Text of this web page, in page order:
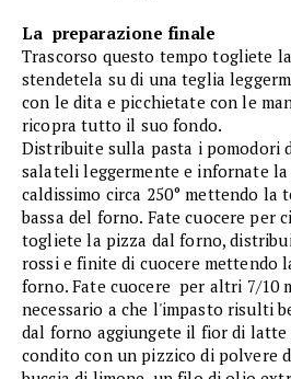
La preparazione finale
Trascorso questo tempo togliete
stendetela su di una teglia
con le dita e picchietate con le
ricopra tutto il suo fondo.
Distribuite sulla pasta i
salateli leggermente e infornate
caldissimo circa 250° mettendo
bassa del forno. Fate cuocere per
togliete la pizza dal forno,
rossi e finite di cuocere mettendo
forno. Fate cuocere per altri 7/10
necessario a che l'impasto risulti
dal forno aggiungete il fior di
condito con un pizzico di polvere